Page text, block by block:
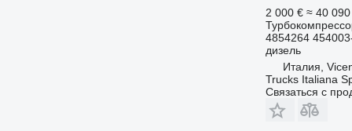
2 000 € ≈ 40 090
4854264
дизель
Италия,
Trucks Italiana
Связаться с